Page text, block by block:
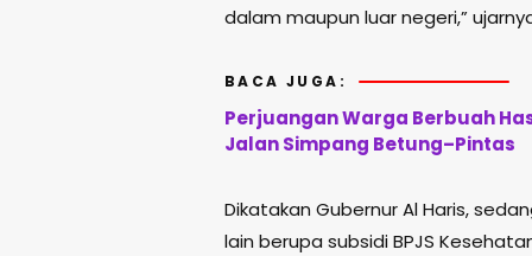
dalam maupun luar negeri,”
BACA JUGA:
Perjuangan Warga Berbuah
Jalan Simpang Betung–Pintas
Dikatakan Gubernur Al Haris,
lain berupa subsidi BPJS